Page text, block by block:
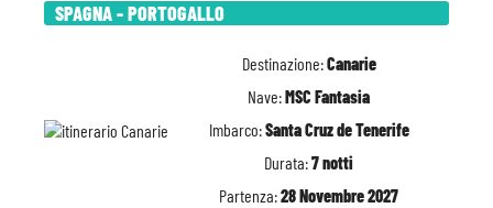
SPAGNA - PORTOGALLO
Destinazione:Canarie
Nave:MSC Fantasia
Imbarco:Santa Cruz de Tenerife
Durata:7 notti
Partenza:28 Novembre 2027